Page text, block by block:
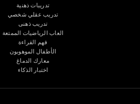
تدريبات ذهنية
تدريب عقلي شخصي
تدريب ذهنى
العاب الرياضيات الممتعة
فهم القراءة
الأطفال الموهوبون
معارك الدماغ
اختبار الذكاء